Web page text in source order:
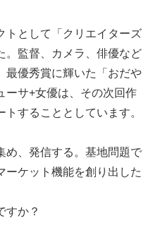
トとして「クリエイターズ
。監督、カメラ、俳優など
最優秀賞に輝いた「おだや
ーサ+女優は、その次回作
することとしています。
め、発信する。基地問題で
ーケット機能を創り出した
すか？